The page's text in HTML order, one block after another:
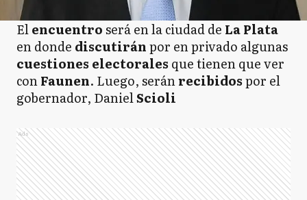
Elencuentroserá en la ciudad de La Plata
en donde discutiránpor en privado algunas
cuestiones electorales que tienen que ver
conFaunen. Luego, seránrecibidospor el
gobernador, DanielScioli
Ads